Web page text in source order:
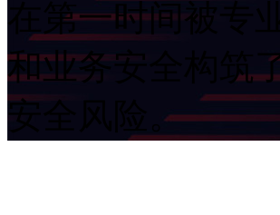
在第一时间被专
和业务安全构筑
安全风险。